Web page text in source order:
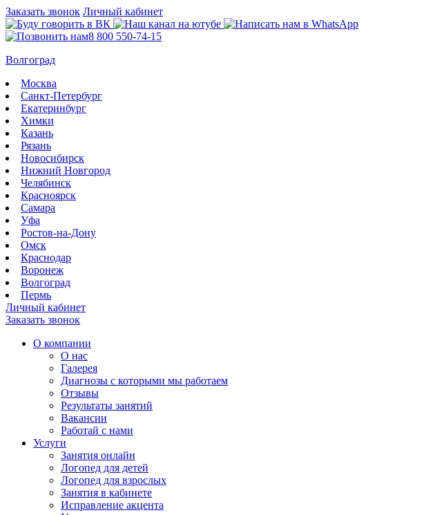
Заказать звонок Личный кабинет
8 800 550-74-15
Волгоград
Москва
Санкт-Петербург
Екатеринбург
Химки
Казань
Рязань
Новосибирск
Нижний Новгород
Челябинск
Красноярск
Самара
Уфа
Ростов-на-Дону
Омск
Краснодар
Воронеж
Волгоград
Пермь
Личный кабинет
Заказать звонок
О компании
О нас
Галерея
Диагнозы с которыми мы работаем
Отзывы
Результаты занятий
Вакансии
Работай с нами
Услуги
Занятия онлайн
Логопед для детей
Логопед для взрослых
Занятия в кабинете
Исправление акцента